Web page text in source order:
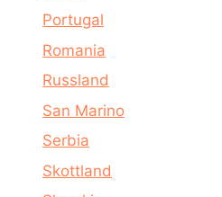
Portugal
Romania
Russland
San Marino
Serbia
Skottland